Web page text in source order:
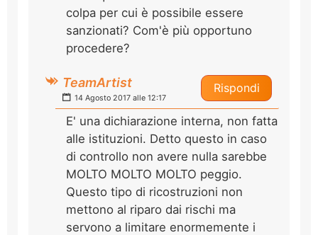
colpa per cui è possibile essere
sanzionati? Com'è più opportuno
procedere?
Rispondi
TeamArtist
14 Agosto 2017 alle 12:17
E' una dichiarazione interna, non fatta
alle istituzioni. Detto questo in caso
di controllo non avere nulla sarebbe
MOLTO MOLTO MOLTO peggio.
Questo tipo di ricostruzioni non
mettono al riparo dai rischi ma
servono a limitare enormemente i